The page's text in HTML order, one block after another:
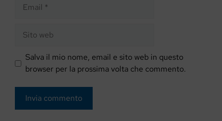
web
Salva il mio nome, email e sito web in questo
browser per la prossima volta che commento.